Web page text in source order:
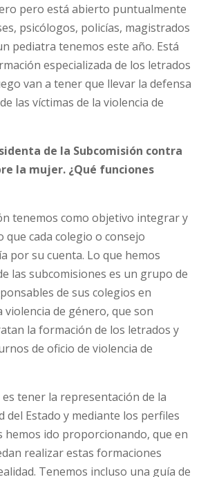
pero está abierto puntualmente
psicólogos, policías, magistrados
pediatra tenemos este año. Está
especializada de los letrados
van a tener que llevar la defensa
las víctimas de la violencia de
de la Subcomisión contra
la mujer. ¿Qué funciones
tenemos como objetivo integrar y
que cada colegio o consejo
por su cuenta. Lo que hemos
las subcomisiones es un grupo de
de sus colegios en
de género, que son
la formación de los letrados y
de oficio de violencia de
es tener la representación de la
del Estado y mediante los perfiles
hemos ido proporcionando, que en
realizar estas formaciones
Tenemos incluso una guía de